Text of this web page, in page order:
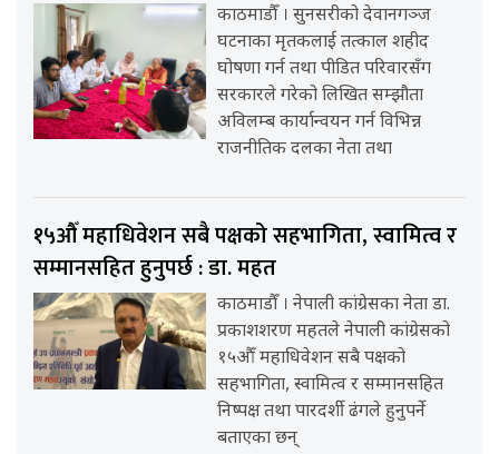
काठमाडौँ । सुनसरीको देवानगञ्ज
घटनाका मृतकलाई तत्काल शहीद
घोषणा गर्न तथा पीडित परिवारसँग
सरकारले गरेको लिखित सम्झौता
अविलम्ब कार्यान्वयन गर्न विभिन्न
राजनीतिक दलका नेता तथा
१५औँ महाधिवेशन सबै पक्षको सहभागिता, स्वामित्व र
सम्मानसहित हुनुपर्छ : डा. महत
काठमाडौँ । नेपाली कांग्रेसका नेता डा.
प्रकाशशरण महतले नेपाली कांग्रेसको
१५औँ महाधिवेशन सबै पक्षको
सहभागिता, स्वामित्व र सम्मानसहित
निष्पक्ष तथा पारदर्शी ढंगले हुनुपर्ने
बताएका छन्